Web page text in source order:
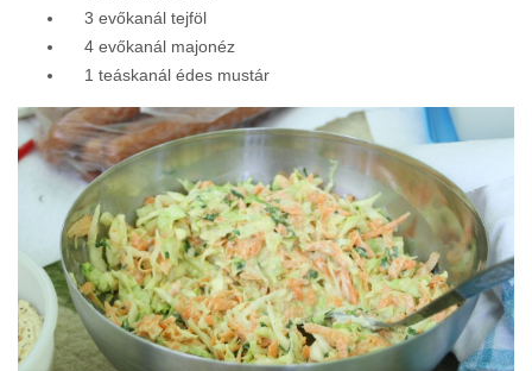
3 evőkanál tejföl
4 evőkanál majonéz
1 teáskanál édes mustár